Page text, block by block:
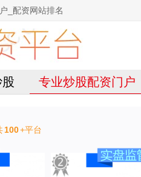
_配资网站排名
专业炒股配资门户
100+平台